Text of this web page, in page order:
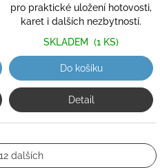
pro praktické uložení hotovosti,
karet i dalších nezbytností.
SKLADEM (1 KS)
Do košíku
Detail
dalších